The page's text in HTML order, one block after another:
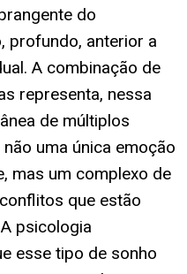
do
profundo, anterior a
A combinação de
representa, nessa
de múltiplos
uma única emoção
mas um complexo de
que estão
psicologia
esse tipo de sonho